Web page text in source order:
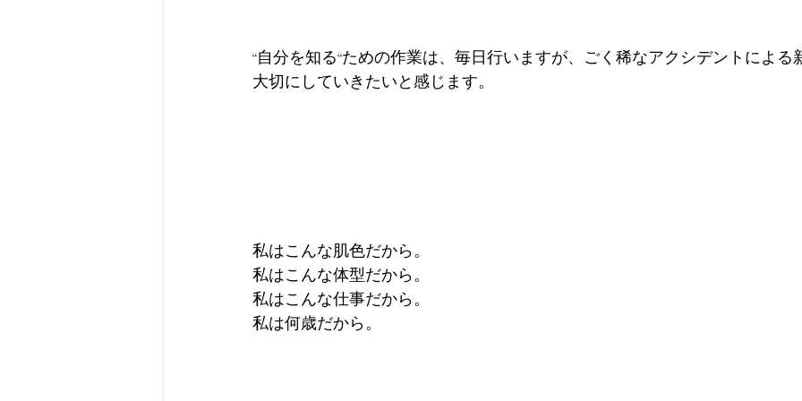
“自分を知る“ための作業は、毎日行いますが、ごく稀なアクシデントによる
大切にしていきたいと感じます。
私はこんな肌色だから。
私はこんな体型だから。
私はこんな仕事だから。
私は何歳だから。